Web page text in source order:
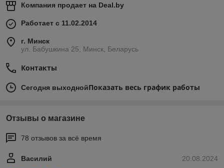
Компания продает на Deal.by
Работает с 11.02.2014
г. Минск
ул. Бабушкина 25, Минск, Беларусь
Контакты
Сегодня выходнойПоказать весь график работы
Отзывы о магазине
78 отзывов за всё время
20.08.2024
Василий